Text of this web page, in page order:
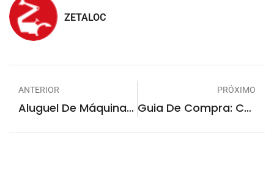
ZETALOC
ANTERIOR
Aluguel De Máquinas Em Fortaleza: Soluções Completas Para Obras Que Exigem Produtividade
PRÓXIMO
Guia De Compra: Como Escolher Uma Máquina Seminova Com Segurança